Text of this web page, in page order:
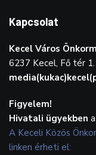
Kapcsolat
Kecel Város
6237 Kecel, Fő tér 1.
Figyelem!
Hivatali ügyekben
A Keceli Közös
linken érheti el: